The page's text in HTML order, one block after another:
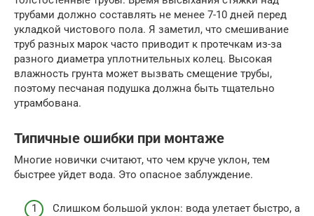
трубами должно составлять не менее 7-10 дней перед
укладкой чистового пола. Я заметил, что смешивание
труб разных марок часто приводит к протечкам из-за
разного диаметра уплотнительных колец. Высокая
влажность грунта может вызвать смещение трубы,
поэтому песчаная подушка должна быть тщательно
утрамбована.
Типичные ошибки при монтаже
Многие новички считают, что чем круче уклон, тем
быстрее уйдет вода. Это опасное заблуждение.
Слишком большой уклон: вода улетает быстро, а